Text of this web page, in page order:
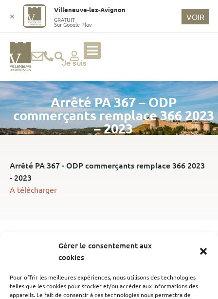
Gérer le consentement aux
cookies
Pour offrir les meilleures expériences, nous utilisons des technologies
telles que les cookies pour stocker et/ou accéder aux informations des
appareils. Le fait de consentir à ces technologies nous permettra de
ri
n
ci
a
Je suis
Arrêté PA 367 – ODP
commerçants remplace 366 2023
– 2023
Arrêté PA 367 - ODP commerçants remplace 366 2023
- 2023
A télécharger
Politique des cookies
Plan du siteTraitement des données personnelles
© 2024 - Propulsé par Utopia
✕
Villeneuve-lez-Avignon
GRATUIT
Sur Google Play
VOIR